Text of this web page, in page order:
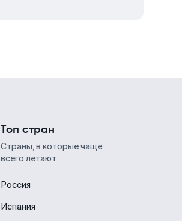
Топ стран
Страны, в которые чаще
всего летают
Россия
Испания